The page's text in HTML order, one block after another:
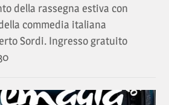
della rassegna estiva con
commedia italiana
Sordi. Ingresso gratuito